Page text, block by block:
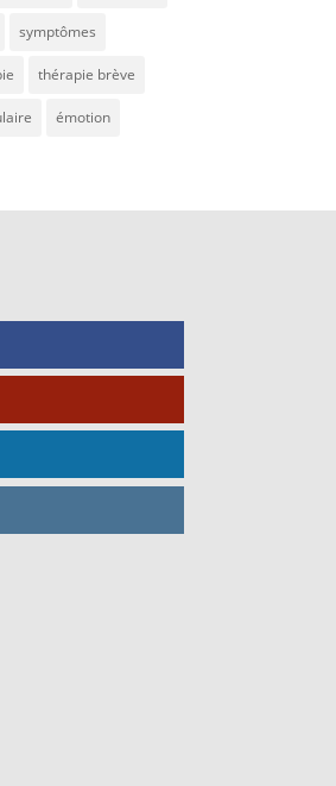
symptômes
thérapie brève
émotion